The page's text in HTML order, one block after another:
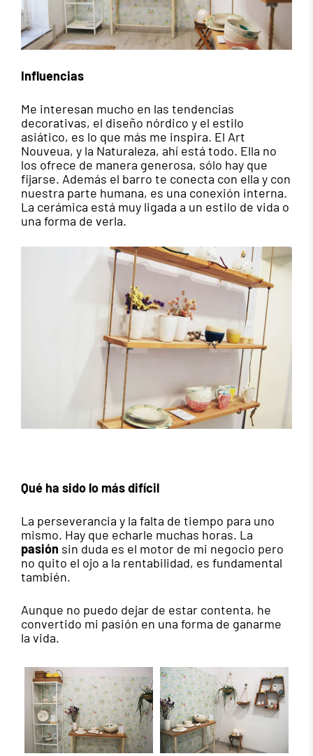
Influencias
Me interesan mucho en las tendencias
decorativas, el diseño nórdico y el estilo
asiático, es lo que más me inspira. El Art
Nouveua, y la Naturaleza, ahí está todo. Ella no
los ofrece de manera generosa, sólo hay que
fijarse. Además el barro te conecta con ella y con
nuestra parte humana, es una conexión interna.
La cerámica está muy ligada a un estilo de vida o
una forma de verla.
Qué ha sido lo más difícil
La perseverancia y la falta de tiempo para uno
mismo. Hay que echarle muchas horas. La
pasión sin duda es el motor de mi negocio pero
no quito el ojo a la rentabilidad, es fundamental
también.
Aunque no puedo dejar de estar contenta, he
convertido mi pasión en una forma de ganarme
la vida.